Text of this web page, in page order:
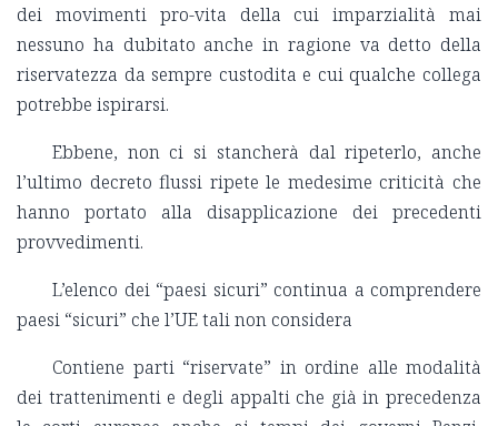
dei movimenti pro-vita della cui imparzialità mai
nessuno ha dubitato anche in ragione va detto della
riservatezza da sempre custodita e cui qualche collega
potrebbe ispirarsi.
Ebbene, non ci si stancherà dal ripeterlo, anche
l’ultimo decreto flussi ripete le medesime criticità che
hanno portato alla disapplicazione dei precedenti
provvedimenti.
L’elenco dei “paesi sicuri” continua a comprendere
paesi “sicuri” che l’UE tali non considera
Contiene parti “riservate” in ordine alle modalità
dei trattenimenti e degli appalti che già in precedenza